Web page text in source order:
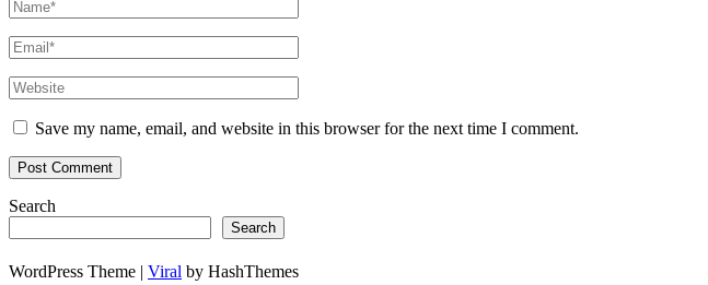
Save my name, email, and website in this browser for the next time I comment.
Search
Search
WordPress Theme | Viral by HashThemes